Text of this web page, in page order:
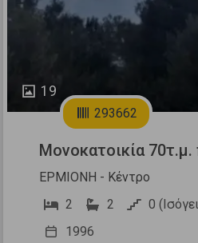
19
293662
Μονοκατοικία
ΕΡΜΙΟΝΗ - Κέντρο
2
2 0
1996